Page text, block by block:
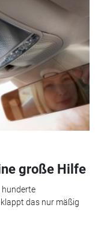
große Hilfe
hunderte
das nur mäßig